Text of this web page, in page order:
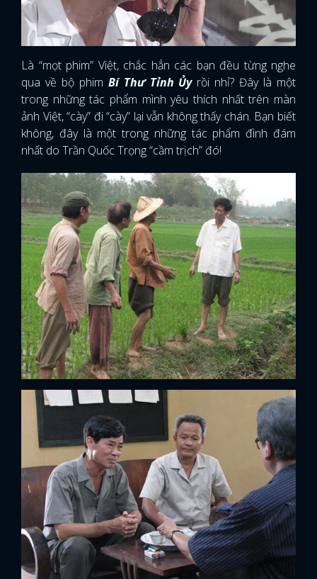
x
ĐĂNG NHẬP
Là “mọt phim” Việt, chắc hẳn các bạn đều từng nghe
qua về bộ phim Bí Thư Tỉnh Ủyrồi nhỉ? Đây là một
trong những tác phẩm mình yêu thích nhất trên màn
ảnh Việt, “cày” đi “cày” lại vẫn không thấy chán. Bạn biết
không, đây là một trong những tác phẩm đình đám
nhất do Trần Quốc Trọng “cầm trịch” đó!